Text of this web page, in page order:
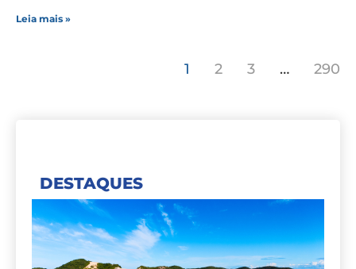
Leia mais »
1 2 3 … 290
DESTAQUES